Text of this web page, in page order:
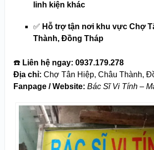
linh kiện khác
✅ Hỗ trợ tận nơi khu vực Chợ
Thành, Đồng Tháp
☎️ Liên hệ ngay: 0937.179.278
Địa chỉ: Chợ Tân Hiệp, Châu Thành,
Fanpage / Website: Bác Sĩ Vi Tính –